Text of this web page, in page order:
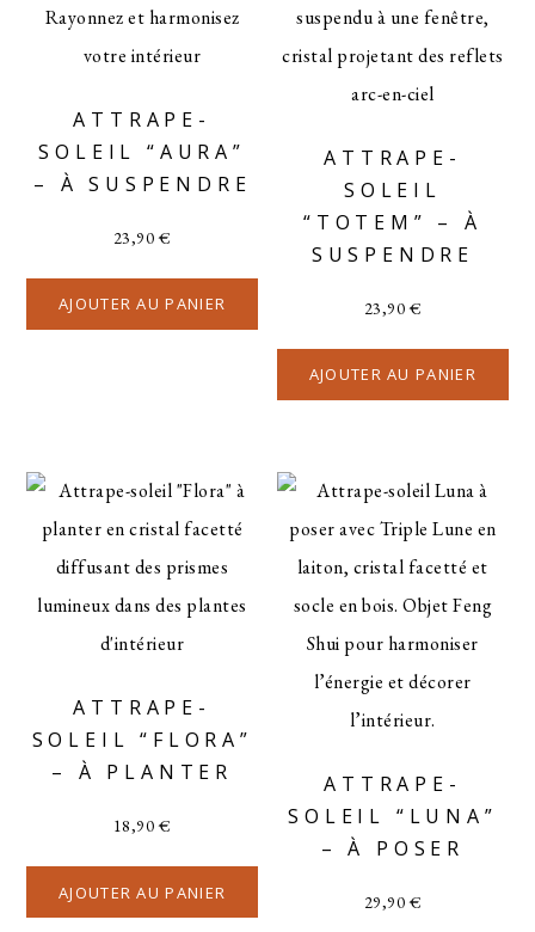
ATTRAPE-
SOLEIL “AURA”
– À SUSPENDRE
23,90€
AJOUTER AU PANIER
ATTRAPE-
SOLEIL
“TOTEM” – À
SUSPENDRE
23,90€
AJOUTER AU PANIER
ATTRAPE-
SOLEIL “FLORA”
– À PLANTER
18,90€
AJOUTER AU PANIER
ATTRAPE-
SOLEIL “LUNA”
– À POSER
29,90€